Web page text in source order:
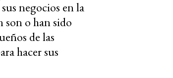
negocios en la
son o han sido
de las
hacer sus